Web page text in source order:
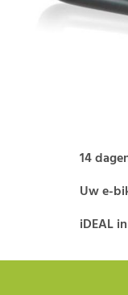
14
Uw e-
iDEAL